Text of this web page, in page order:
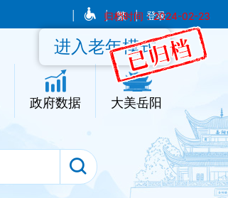
归档时间：2024-02-23
|繁| 登录
政府数据 大美岳阳
进入老年模式